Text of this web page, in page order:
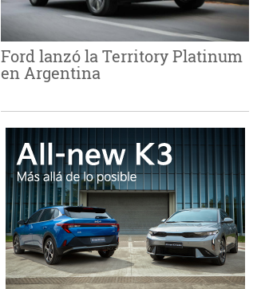
Ford lanzó la Territory Platinum
en Argentina